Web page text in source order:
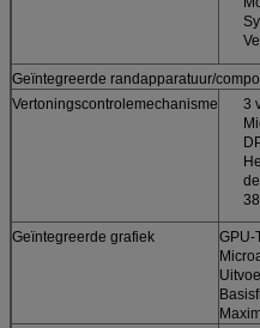
Geïntegreerde randapparatuur/
Vertoningscontrolemechanisme
3
Geïntegreerde grafiek
GPU-